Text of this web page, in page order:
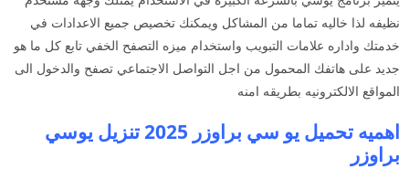
نظيفه لذا خاليه تماما من المشاكل ويمكنك تخصيص جميع الاعدادات في
خدمتك واداره علامات التبويب واستخدام ميزه التصفح الخفي تابع كل ما هو
جديد على هاتفك المحمول من اجل التواصل الاجتماعي تصفح والدخول الى
المواقع الالكترونيه بطريقه امنه
اهميه تحميل يو سي براوزر 2025 تنزيل يوسي
براوزر